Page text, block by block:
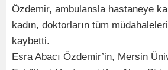
Özdemir, ambulansla hastaneye
kadın, doktorların tüm
kaybetti.
Esra Abacı Özdemir’in, Mersin